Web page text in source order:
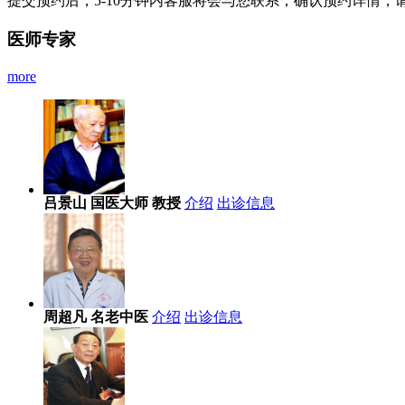
医师专家
more
吕景山 国医大师 教授 介绍 出诊信息
周超凡 名老中医 介绍 出诊信息